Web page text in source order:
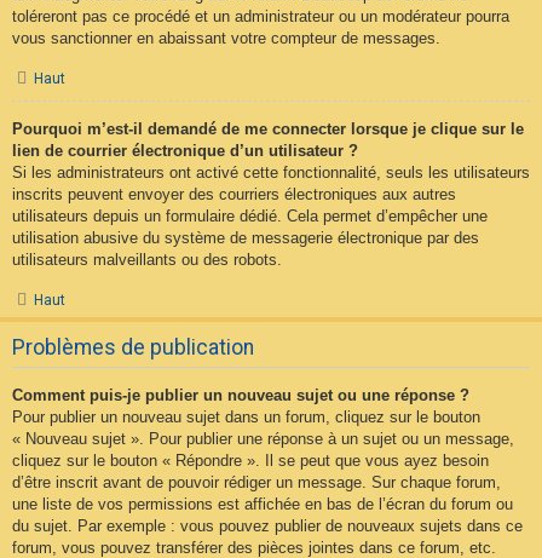
toléreront pas ce procédé et un administrateur ou un modérateur pourra
vous sanctionner en abaissant votre compteur de messages.
Haut
Pourquoi m’est-il demandé de me connecter lorsque je clique sur le
lien de courrier électronique d’un utilisateur ?
Si les administrateurs ont activé cette fonctionnalité, seuls les utilisateurs
inscrits peuvent envoyer des courriers électroniques aux autres
utilisateurs depuis un formulaire dédié. Cela permet d’empêcher une
utilisation abusive du système de messagerie électronique par des
utilisateurs malveillants ou des robots.
Haut
Problèmes de publication
Comment puis-je publier un nouveau sujet ou une réponse ?
Pour publier un nouveau sujet dans un forum, cliquez sur le bouton
« Nouveau sujet ». Pour publier une réponse à un sujet ou un message,
cliquez sur le bouton « Répondre ». Il se peut que vous ayez besoin
d’être inscrit avant de pouvoir rédiger un message. Sur chaque forum,
une liste de vos permissions est affichée en bas de l’écran du forum ou
du sujet. Par exemple : vous pouvez publier de nouveaux sujets dans ce
forum, vous pouvez transférer des pièces jointes dans ce forum, etc.